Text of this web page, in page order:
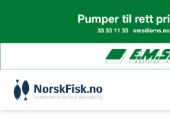
content